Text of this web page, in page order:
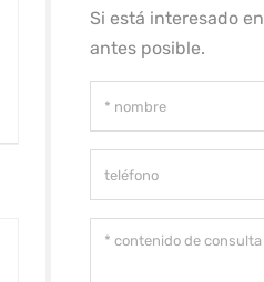
Si está interesado
antes posible.